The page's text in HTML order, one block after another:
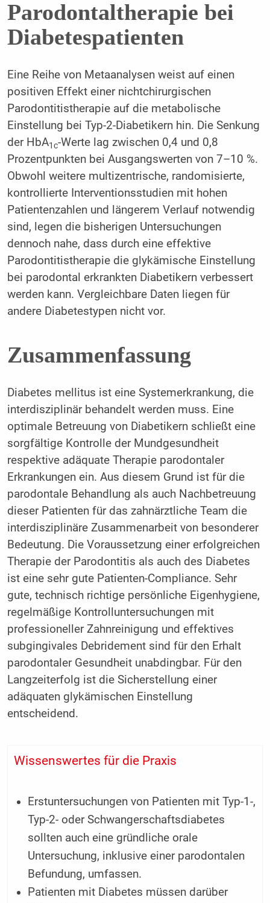
Parodontaltherapie bei
Diabetespatienten
Eine Reihe von Metaanalysen weist auf einen
positiven Effekt einer nichtchirurgischen
Parodontitistherapie auf die metabolische
Einstellung bei Typ-2-Diabetikern hin. Die Senkung
der HbA1c-Werte lag zwischen 0,4 und 0,8
Prozentpunkten bei Ausgangswerten von 7–10 %.
Obwohl weitere multizentrische, randomisierte,
kontrollierte Interventionsstudien mit hohen
Patientenzahlen und längerem Verlauf notwendig
sind, legen die bisherigen Untersuchungen
dennoch nahe, dass durch eine effektive
Parodontitistherapie die glykämische Einstellung
bei parodontal erkrankten Diabetikern verbessert
werden kann. Vergleichbare Daten liegen für
andere Diabetestypen nicht vor.
Zusammenfassung
Diabetes mellitus ist eine Systemerkrankung, die
interdisziplinär behandelt werden muss. Eine
optimale Betreuung von Diabetikern schließt eine
sorgfältige Kontrolle der Mundgesundheit
respektive adäquate Therapie parodontaler
Erkrankungen ein. Aus diesem Grund ist für die
parodontale Behandlung als auch Nachbetreuung
dieser Patienten für das zahnärztliche Team die
interdisziplinäre Zusammenarbeit von besonderer
Bedeutung. Die Voraussetzung einer erfolgreichen
Therapie der Parodontitis als auch des Diabetes
ist eine sehr gute Patienten-Compliance. Sehr
gute, technisch richtige persönliche Eigenhygiene,
regelmäßige Kontrolluntersuchungen mit
professioneller Zahnreinigung und effektives
subgingivales Debridement sind für den Erhalt
parodontaler Gesundheit unabdingbar. Für den
Langzeiterfolg ist die Sicherstellung einer
adäquaten glykämischen Einstellung
entscheidend.
Wissenswertes für die Praxis
Erstuntersuchungen von Patienten mit Typ-1-,
Typ-2- oder Schwangerschaftsdiabetes
sollten auch eine gründliche orale
Untersuchung, inklusive einer parodontalen
Befundung, umfassen.
Patienten mit Diabetes müssen darüber